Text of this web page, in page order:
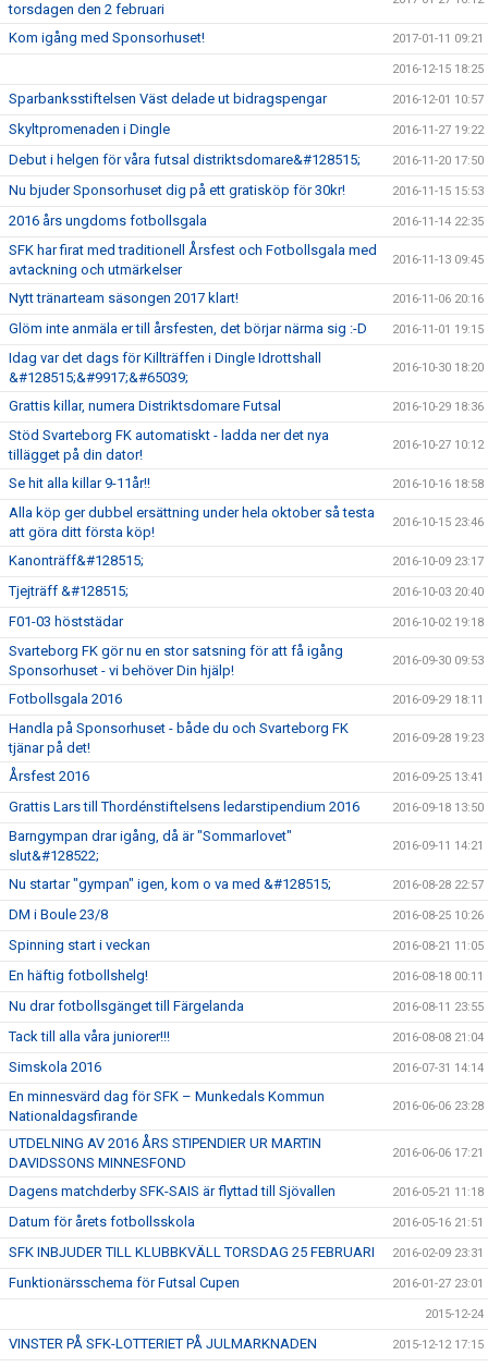
torsdagen den 2 februari
Kom igång med Sponsorhuset! 2017-01-11 09:21
2016-12-15 18:25
Sparbanksstiftelsen Väst delade ut bidragspengar 2016-12-01 10:57
Skyltpromenaden i Dingle 2016-11-27 19:22
Debut i helgen för våra futsal distriktsdomare&#128515; 2016-11-20 17:50
Nu bjuder Sponsorhuset dig på ett gratisköp för 30kr! 2016-11-15 15:53
2016 års ungdoms fotbollsgala 2016-11-14 22:35
SFK har firat med traditionell Årsfest och Fotbollsgala med
avtackning och utmärkelser
2016-11-13 09:45
Nytt tränarteam säsongen 2017 klart! 2016-11-06 20:16
Glöm inte anmäla er till årsfesten, det börjar närma sig :-D 2016-11-01 19:15
Idag var det dags för Killträffen i Dingle Idrottshall
&#128515;&#9917;&#65039;
2016-10-30 18:20
Grattis killar, numera Distriktsdomare Futsal 2016-10-29 18:36
Stöd Svarteborg FK automatiskt - ladda ner det nya
tillägget på din dator!
2016-10-27 10:12
Se hit alla killar 9-11år!! 2016-10-16 18:58
Alla köp ger dubbel ersättning under hela oktober så testa
att göra ditt första köp!
2016-10-15 23:46
Kanonträff&#128515; 2016-10-09 23:17
Tjejträff &#128515; 2016-10-03 20:40
F01-03 höststädar 2016-10-02 19:18
Svarteborg FK gör nu en stor satsning för att få igång
Sponsorhuset - vi behöver Din hjälp!
2016-09-30 09:53
Fotbollsgala 2016 2016-09-29 18:11
Handla på Sponsorhuset - både du och Svarteborg FK
tjänar på det!
2016-09-28 19:23
Årsfest 2016 2016-09-25 13:41
Grattis Lars till Thordénstiftelsens ledarstipendium 2016 2016-09-18 13:50
Barngympan drar igång, då är "Sommarlovet"
slut&#128522;
2016-09-11 14:21
Nu startar "gympan" igen, kom o va med &#128515; 2016-08-28 22:57
DM i Boule 23/8 2016-08-25 10:26
Spinning start i veckan 2016-08-21 11:05
En häftig fotbollshelg! 2016-08-18 00:11
Nu drar fotbollsgänget till Färgelanda 2016-08-11 23:55
Tack till alla våra juniorer!!! 2016-08-08 21:04
Simskola 2016 2016-07-31 14:14
En minnesvärd dag för SFK – Munkedals Kommun
Nationaldagsfirande
2016-06-06 23:28
UTDELNING AV 2016 ÅRS STIPENDIER UR MARTIN
DAVIDSSONS MINNESFOND
2016-06-06 17:21
Dagens matchderby SFK-SAIS är flyttad till Sjövallen 2016-05-21 11:18
Datum för årets fotbollsskola 2016-05-16 21:51
SFK INBJUDER TILL KLUBBKVÄLL TORSDAG 25 FEBRUARI 2016-02-09 23:31
Funktionärsschema för Futsal Cupen 2016-01-27 23:01
2015-12-24
VINSTER PÅ SFK-LOTTERIET PÅ JULMARKNADEN 2015-12-12 17:15